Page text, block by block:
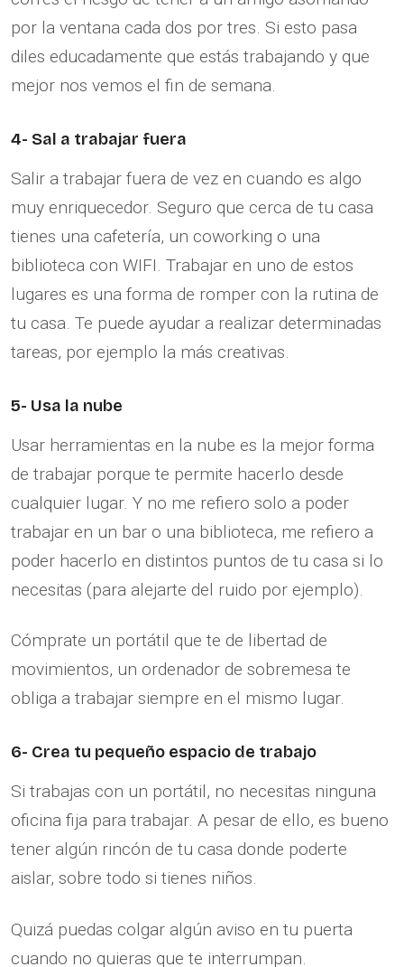
por la ventana cada dos por tres. Si esto pasa
diles educadamente que estás trabajando y que
mejor nos vemos el fin de semana.
4- Sal a trabajar fuera
Salir a trabajar fuera de vez en cuando es algo
muy enriquecedor. Seguro que cerca de tu casa
tienes una cafetería, un coworking o una
biblioteca con WIFI. Trabajar en uno de estos
lugares es una forma de romper con la rutina de
tu casa. Te puede ayudar a realizar determinadas
tareas, por ejemplo la más creativas.
5- Usa la nube
Usar herramientas en la nube es la mejor forma
de trabajar porque te permite hacerlo desde
cualquier lugar. Y no me refiero solo a poder
trabajar en un bar o una biblioteca, me refiero a
poder hacerlo en distintos puntos de tu casa si lo
necesitas (para alejarte del ruido por ejemplo).
Cómprate un portátil que te de libertad de
movimientos, un ordenador de sobremesa te
obliga a trabajar siempre en el mismo lugar.
6- Crea tu pequeño espacio de trabajo
Si trabajas con un portátil, no necesitas ninguna
oficina fija para trabajar. A pesar de ello, es bueno
tener algún rincón de tu casa donde poderte
aislar, sobre todo si tienes niños.
Quizá puedas colgar algún aviso en tu puerta
cuando no quieras que te interrumpan.